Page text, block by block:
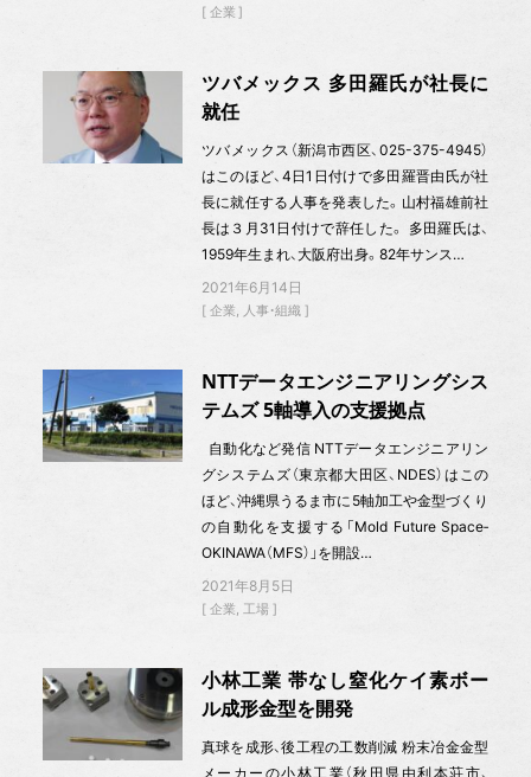
企業
ツバメックス 多田羅氏が社長に
就任
ツバメックス（新潟市西区、025-375-4945）
はこのほど、4日1日付けで多田羅晋由氏が社
長に就任する人事を発表した。山村福雄前社
長は３月31日付けで辞任した。 多田羅氏は、
1959年生まれ、大阪府出身。82年サンス…
2021年6月14日
企業 人事・組織
NTTデータエンジニアリングシス
テムズ 5軸導入の支援拠点
自動化など発信 NTTデータエンジニアリン
グシステムズ（東京都大田区、NDES）はこの
ほど、沖縄県うるま市に5軸加工や金型づくり
の自動化を支援する「Mold Future Space‐
OKINAWA（MFS）」を開設…
2021年8月5日
企業 工場
小林工業 帯なし窒化ケイ素ボー
ル成形金型を開発
真球を成形、後工程の工数削減 粉末冶金金型
メーカーの小林工業（秋田県由利本荘市、